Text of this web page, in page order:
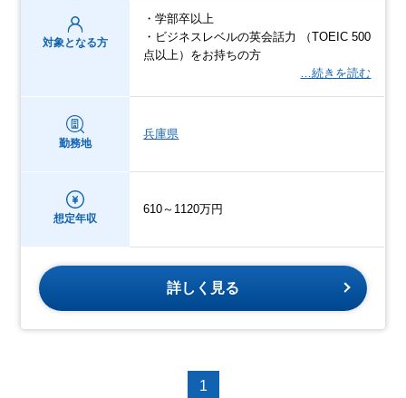
対象となる方
・学部卒以上
・ビジネスレベルの英会話力 （TOEIC 500
点以上）をお持ちの方
…続きを読む
勤務地
兵庫県
想定年収
610～1120万円
詳しく見る
1